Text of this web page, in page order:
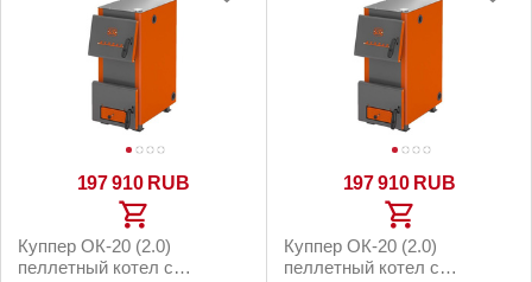
197 910 RUB
Куппер ОК-20 (2.0)
пеллетный котел с
197 910 RUB
Куппер ОК-20 (2.0)
пеллетный котел с